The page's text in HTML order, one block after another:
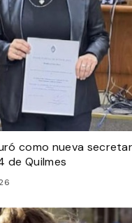
como nueva
de Quilmes